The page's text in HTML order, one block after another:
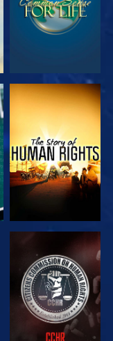
観る
観る